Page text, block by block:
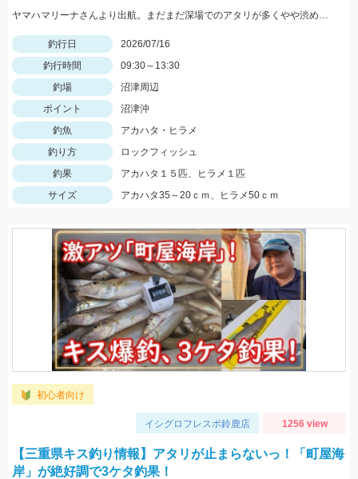
ヤマハマリーナさんより出航。まだまだ深場でのアタリが多くやや渋めでしたが、良型が混ざり楽しめました。
釣行日
2026/07/16
釣行時間
09:30～13:30
釣場
沼津周辺
ポイント
沼津沖
釣魚
アカハタ・ヒラメ
釣り方
ロックフィッシュ
釣果
アカハタ１５匹、ヒラメ１匹
サイズ
アカハタ35～20ｃｍ、ヒラメ50ｃｍ
初心者向け
イシグロフレスポ鈴鹿店 1256 view
【三重県キス釣り情報】アタリが止まらないっ！「町屋海
岸」が絶好調で3ケタ釣果！